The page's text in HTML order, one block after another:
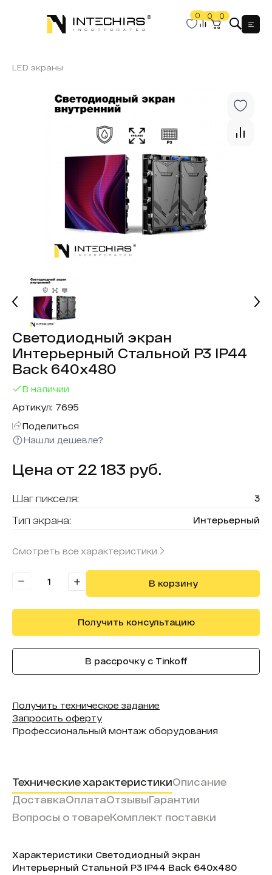
0 0 0
LED экраны
Светодиодный экран
Интерьерный Стальной P3 IP44
Back 640х480
В наличии
Артикул: 7695
Поделиться
Нашли дешевле?
Цена от 22 183 руб.
Шаг пикселя: 3
Тип экрана: Интерьерный
Смотреть все характеристики
В корзину
Получить консультацию
В рассрочку с Tinkoff
Получить техническое задание
Запросить оферту
Профессиональный монтаж оборудования
Технические характеристикиОписание
ДоставкаОплатаОтзывыГарантии
Вопросы о товареКомплект поставки
Характеристики Светодиодный экран
Интерьерный Стальной P3 IP44 Back 640х480